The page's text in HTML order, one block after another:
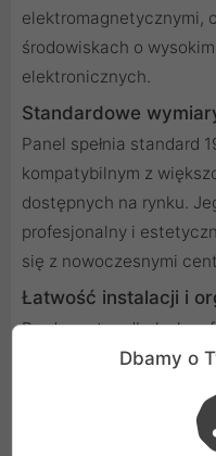
elektromagnetycznymi,
środowiskach o
elektronicznych.
Standardowe
Panel spełnia standard
kompatybilnym z
dostępnych na rynku.
profesjonalny i
się z nowoczesnymi
Łatwość instalacji i
Producent zadbał o
zestawu półkę
Dzięki temu proces
a uporządkowana
Dbamy o